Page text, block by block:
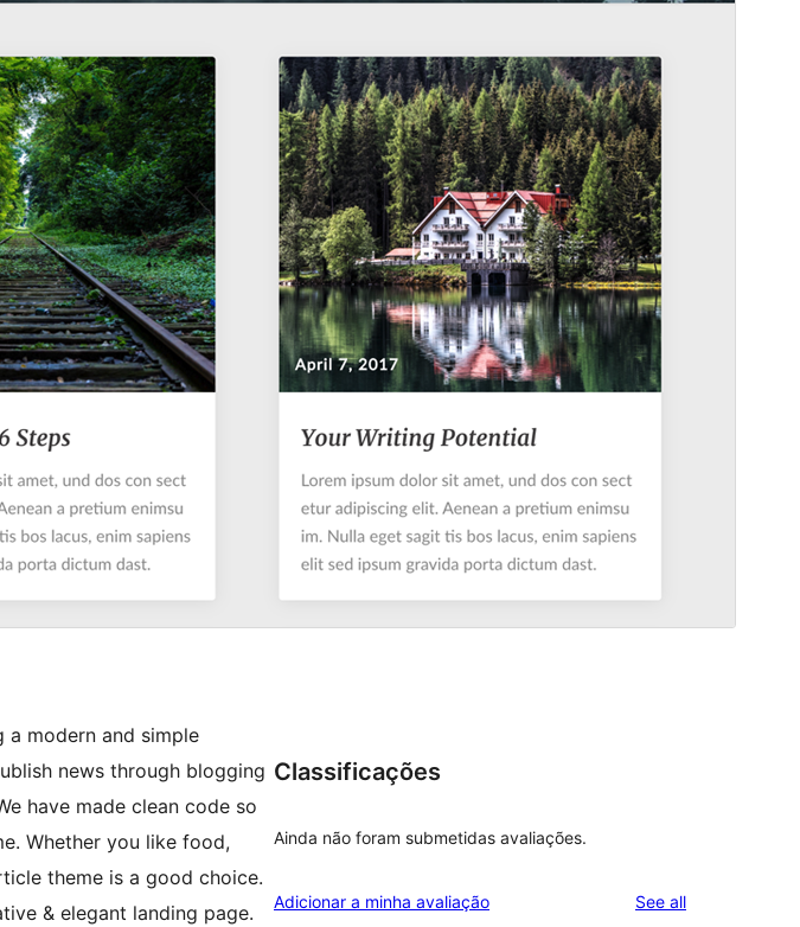
a modern and simple
news through blogging
have made clean code so
Whether you like food,
theme is a good choice.
& elegant landing page.
Classificações
Ainda não foram submetidas avaliações.
Adicionar a minha avaliação See allreviews